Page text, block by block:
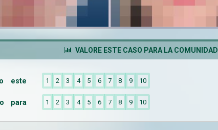
VALORE ESTE CASO PARA LA COMUNIDAD
este
1 2 3 4 5 6 7 8 9 10
para
1 2 3 4 5 6 7 8 9 10